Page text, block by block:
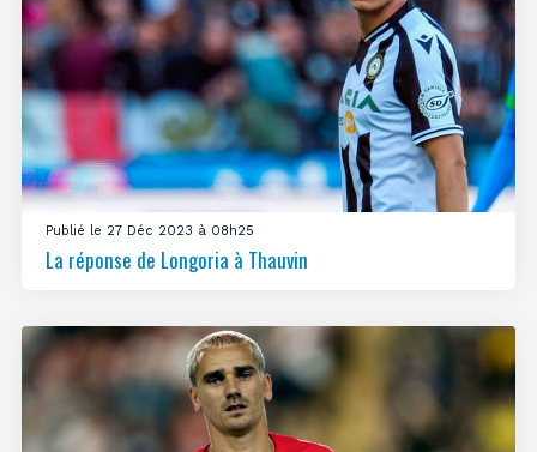
Publié le 27 Déc 2023 à 08h25
La réponse de Longoria à Thauvin